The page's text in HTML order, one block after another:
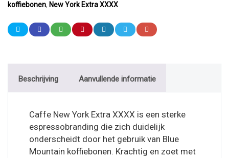
koffiebonen, New York Extra XXXX
Beschrijving Aanvullende informatie
Caffe New York Extra XXXX is een sterke
espressobranding die zich duidelijk
onderscheidt door het gebruik van Blue
Mountain koffiebonen. Krachtig en zoet met